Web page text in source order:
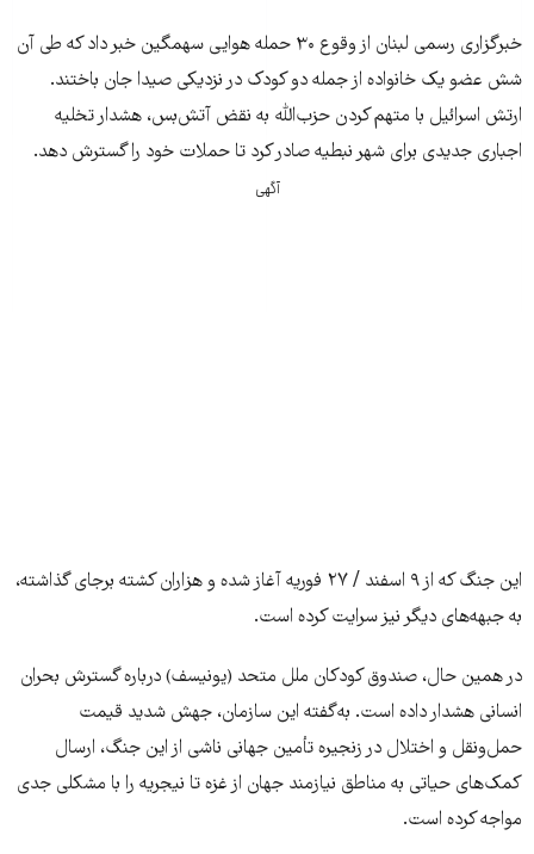
خبرگزاری رسمی لبنان از وقوع ۳۰ حمله هوایی سهمگین خبر داد که طی آن
شش عضو یک خانواده از جمله دو کودک در نزدیکی صیدا جان باختند.
ارتش اسرائیل با متهم کردن حزب‌الله به نقض آتش‌بس، هشدار تخلیه
اجباری جدیدی برای شهر نبطیه صادر کرد تا حملات خود را گسترش دهد.
آگهی
این جنگ که از ۹ اسفند / ۲۷ فوریه آغاز شده و هزاران کشته برجای گذاشته،
به جبهه‌های دیگر نیز سرایت کرده است.
در همین حال، صندوق کودکان ملل متحد (یونیسف) درباره گسترش بحران
انسانی هشدار داده است. به‌گفته این سازمان، جهش شدید قیمت
حمل‌ونقل و اختلال در زنجیره تأمین جهانی ناشی از این جنگ، ارسال
کمک‌های حیاتی به مناطق نیازمند جهان از غزه تا نیجریه را با مشکلی جدی
مواجه کرده است.